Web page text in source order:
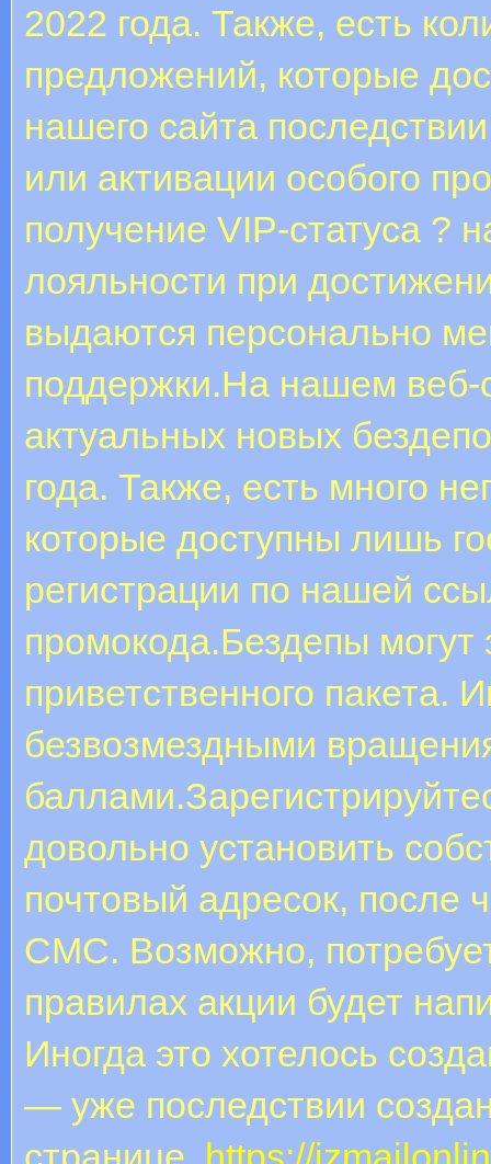
2022 года. Также, есть
предложений, которые
нашего сайта
или активации особого
получение VIP-статуса ?
лояльности при
выдаются персонально
поддержки.На нашем
актуальных новых
года. Также, есть много
которые доступны лишь
регистрации по нашей
промокода.Бездепы могут
приветственного пакета.
безвозмездными
довольно установить
почтовый адресок, после
СМС. Возможно,
правилах акции будет
Иногда это хотелось
— уже последствии